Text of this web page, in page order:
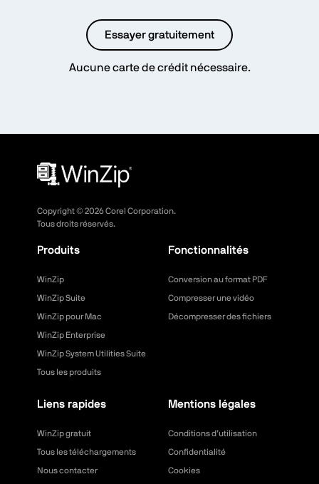
Essayer gratuitement
Aucune carte de crédit nécessaire.
Copyright © 2026Corel Corporation.
Tous droits réservés.
Produits
WinZip
WinZip Suite
WinZip pour Mac
WinZip Enterprise
WinZip System Utilities Suite
Tous les produits
Fonctionnalités
Conversion au format PDF
Compresser une vidéo
Décompresser des fichiers
Liens rapides
WinZip gratuit
Tous les téléchargements
Nous contacter
Mentions légales
Conditions d’utilisation
Confidentialité
Cookies